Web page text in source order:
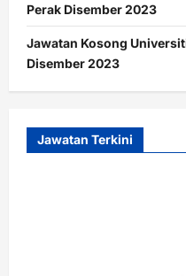
Perak Disember 2023
Jawatan Kosong
Disember 2023
Jawatan Terkini